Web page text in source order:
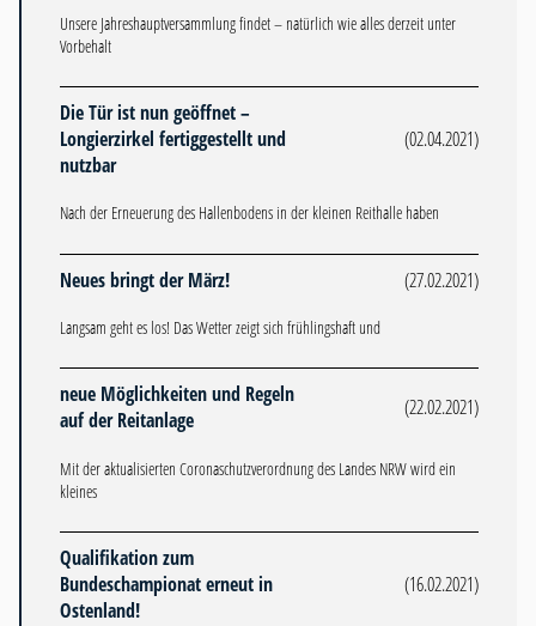
Unsere Jahreshauptversammlung findet – natürlich wie alles derzeit unter
Vorbehalt
Die Tür ist nun geöffnet –
Longierzirkel fertiggestellt und
nutzbar
(02.04.2021)
Nach der Erneuerung des Hallenbodens in der kleinen Reithalle haben
Neues bringt der März! (27.02.2021)
Langsam geht es los! Das Wetter zeigt sich frühlingshaft und
neue Möglichkeiten und Regeln
auf der Reitanlage
(22.02.2021)
Mit der aktualisierten Coronaschutzverordnung des Landes NRW wird ein
kleines
Qualifikation zum
Bundeschampionat erneut in
Ostenland!
(16.02.2021)